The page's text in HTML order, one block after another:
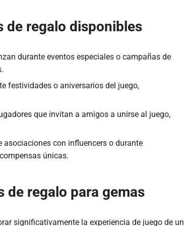
de regalo disponibles
durante eventos especiales o campañas de
festividades o aniversarios del juego,
que invitan a amigos a unirse al juego,
asociaciones con influencers o durante
únicas.
de regalo para gemas
significativamente la experiencia de juego de un